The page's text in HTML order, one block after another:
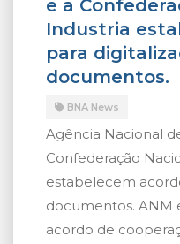
e a
Industria
para
documentos.
BNA News
Agência Nacional
Confederação
estabelecem
documentos. ANM
acordo de